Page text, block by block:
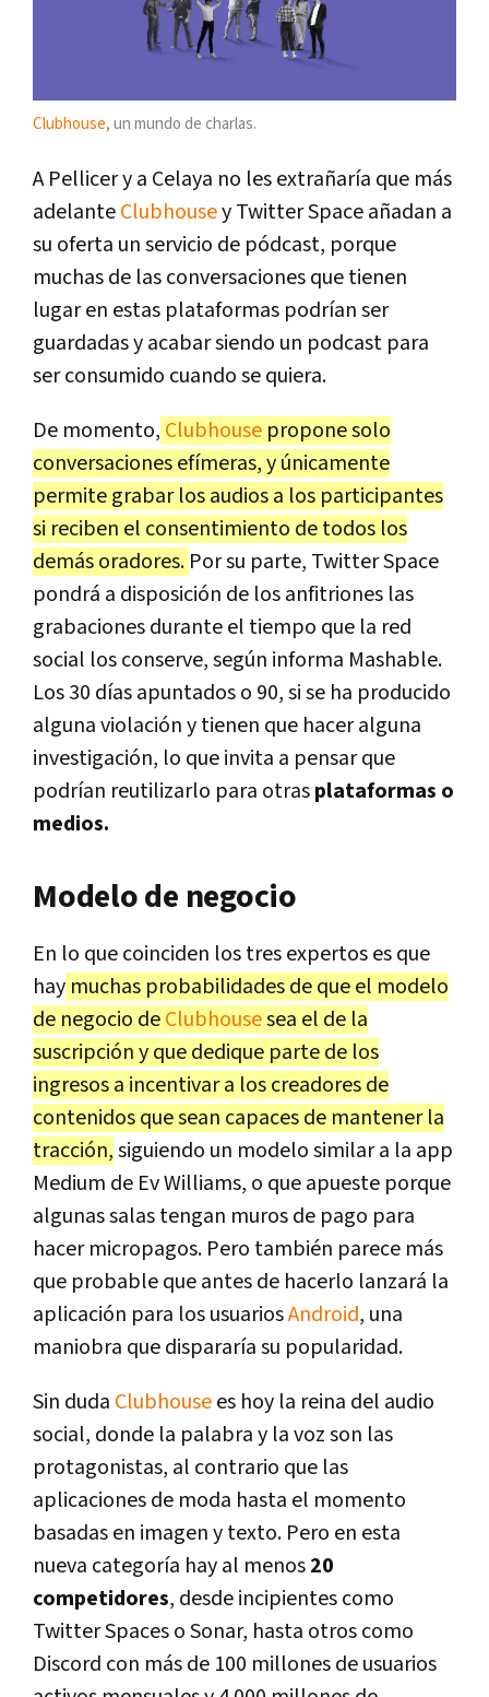
Clubhouse, un mundo de charlas.
A Pellicer y a Celaya no les extrañaría que más
adelanteClubhousey Twitter Space añadan a
su oferta un servicio de pódcast, porque
muchas de las conversaciones que tienen
lugar en estas plataformas podrían ser
guardadas y acabar siendo un podcast para
ser consumido cuando se quiera.
De momento, Clubhouse propone solo
conversaciones efímeras, y únicamente
permite grabar los audios a los participantes
si reciben el consentimiento de todos los
demás oradores. Por su parte, Twitter Space
pondrá a disposición de los anfitriones las
grabaciones durante el tiempo que la red
social los conserve, según informa Mashable.
Los 30 días apuntados o 90, si se ha producido
alguna violación y tienen que hacer alguna
investigación, lo que invita a pensar que
podrían reutilizarlo para otrasplataformas o
medios.
Modelo de negocio
En lo que coinciden los tres expertos es que
hay muchas probabilidades de que el modelo
de negocio deClubhousesea el de la
suscripción y que dedique parte de los
ingresos a incentivar a los creadores de
contenidos que sean capaces de mantener la
tracción,siguiendo un modelo similar a la app
Medium de Ev Williams, o que apueste porque
algunas salas tengan muros de pago para
hacer micropagos. Pero también parece más
que probable que antes de hacerlo lanzará la
aplicación para los usuariosAndroid, una
maniobra que dispararía su popularidad.
Sin duda Clubhousees hoy la reina del audio
social, donde la palabra y la voz son las
protagonistas, al contrario que las
aplicaciones de moda hasta el momento
basadas en imagen y texto. Pero en esta
nueva categoría hay al menos20
competidores, desde incipientes como
Twitter Spaces o Sonar, hasta otros como
Discord con más de 100 millones de usuarios